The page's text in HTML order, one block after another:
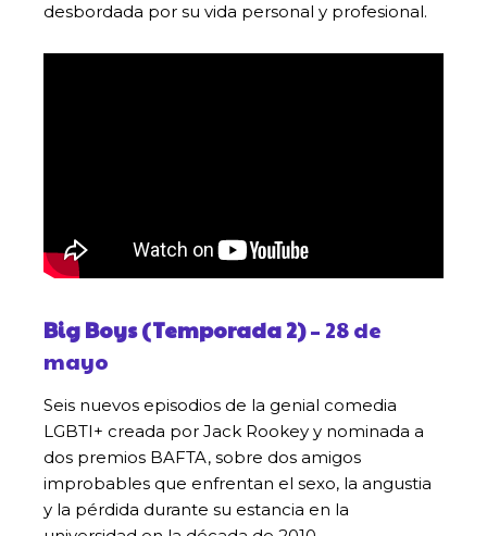
desbordada por su vida personal y profesional.
Big Boys (Temporada 2)– 28 de
mayo
Seis nuevos episodios de la genial comedia
LGBTI+ creada por Jack Rookey y nominada a
dos premios BAFTA, sobre dos amigos
improbables que enfrentan el sexo, la angustia
y la pérdida durante su estancia en la